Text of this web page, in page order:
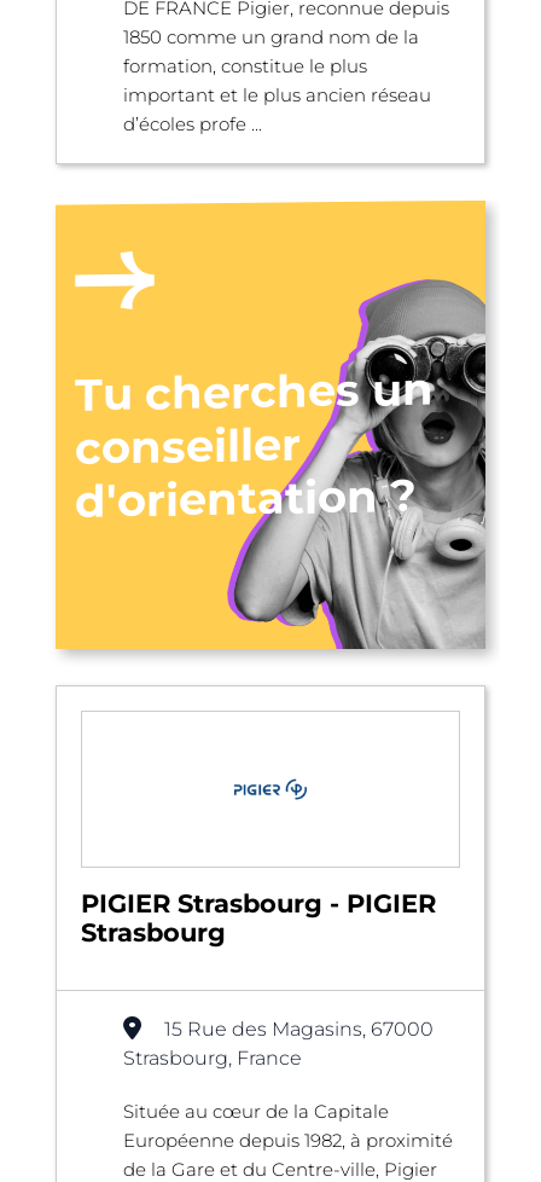
DE FRANCE Pigier, reconnue depuis
1850 comme un grand nom de la
formation, constitue le plus
important et le plus ancien réseau
d’écoles profe ...
Tu cherches un
conseiller
d'orientation ?
PIGIER Strasbourg - PIGIER
Strasbourg
15 Rue des Magasins, 67000
Strasbourg, France
Située au cœur de la Capitale
Européenne depuis 1982, à proximité
de la Gare et du Centre-ville, Pigier